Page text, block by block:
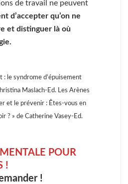
de travail ne peuvent
d’accepter qu’on ne
et distinguer là où
: le syndrome d’épuisement
Maslach-Ed. Les Arènes
et le prévenir : Êtes-vous en
? » de Catherine Vasey-Ed.
POUR
!
!